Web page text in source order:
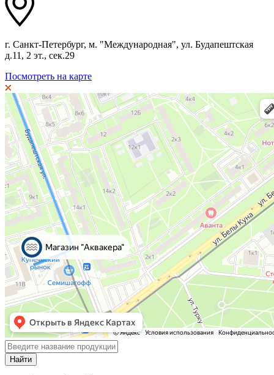
г. Санкт-Петербург, м. "Международная", ул. Будапештская
д.11, 2 эт., сек.29
Посмотреть на карте